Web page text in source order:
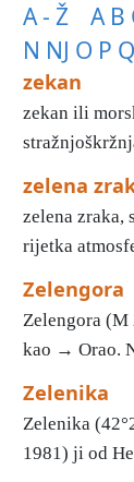
A - Ž A B
N NJ O P Q
zekan
zekan ili
zelena
zelena zraka,
rijetka
Zelengora
Zelengora (M
kao → Orao.
Zelenika
Zelenika
1981) ji od